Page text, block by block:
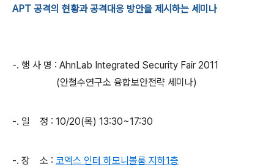
APT 공격의 현황과 공격대응 방안을 제시하는 세미나
-. 행 사 명 : AhnLab Integrated Security Fair 2011
(안철수연구소 융합보안전략 세미나)
-. 일 정 : 10/20(목) 13:30~17:30
-. 장 소 : 코엑스 인터 하모니볼룸 지하1층